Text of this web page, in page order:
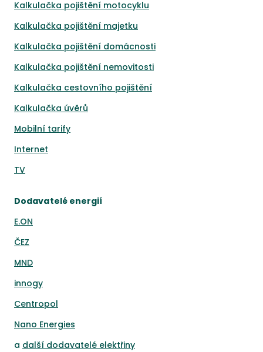
Kalkulačka pojištění motocyklu
Kalkulačka pojištění majetku
Kalkulačka pojištění domácnosti
Kalkulačka pojištění nemovitosti
Kalkulačka cestovního pojištění
Kalkulačka úvěrů
Mobilní tarify
Internet
TV
Dodavatelé energií
E.ON
ČEZ
MND
innogy
Centropol
Nano Energies
a další dodavatelé elektřiny